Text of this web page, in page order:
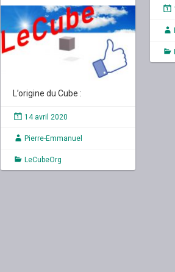
L’origine du Cube :
14 avril 2020
Pierre-Emmanuel
LeCubeOrg